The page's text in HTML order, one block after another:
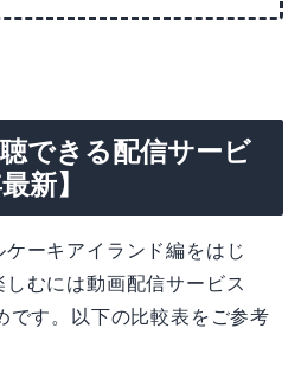
できる配信サービ
新】
ーキアイランド編をはじ
むには動画配信サービス
です。以下の比較表をご参考